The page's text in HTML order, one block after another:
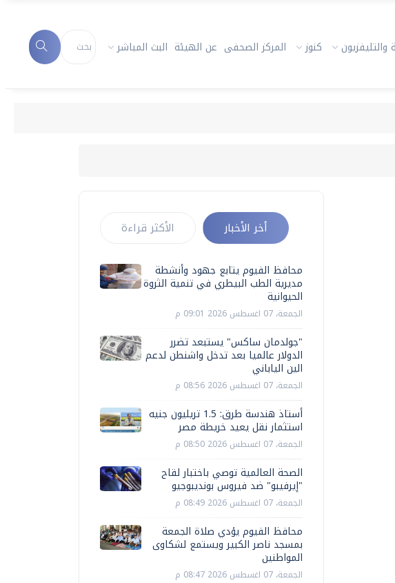
والتليفزيون كنوز المركز الصحفى عن الهيئة البث المباشر
أخر الأخبار الأكثر قراءة
محافظ الفيوم يتابع جهود وأنشطة
مديرية الطب البيطري في تنمية الثروة
الحيوانية
الجمعة، 07 اغسطس 2026 09:01 م
"جولدمان ساكس" يستبعد تضرر
الدولار عالميا بعد تدخل واشنطن لدعم
الين الياباني
الجمعة، 07 اغسطس 2026 08:56 م
أستاذ هندسة طرق: 1.5 تريليون جنيه
استثمار نقل يعيد خريطة مصر
الجمعة، 07 اغسطس 2026 08:50 م
الصحة العالمية توصي باختبار لقاح
"إيرفيبو" ضد فيروس بونديبوجيو
الجمعة، 07 اغسطس 2026 08:49 م
محافظ الفيوم يؤدي صلاة الجمعة
بمسجد ناصر الكبير ويستمع لشكاوى
المواطنين
الجمعة، 07 اغسطس 2026 08:47 م